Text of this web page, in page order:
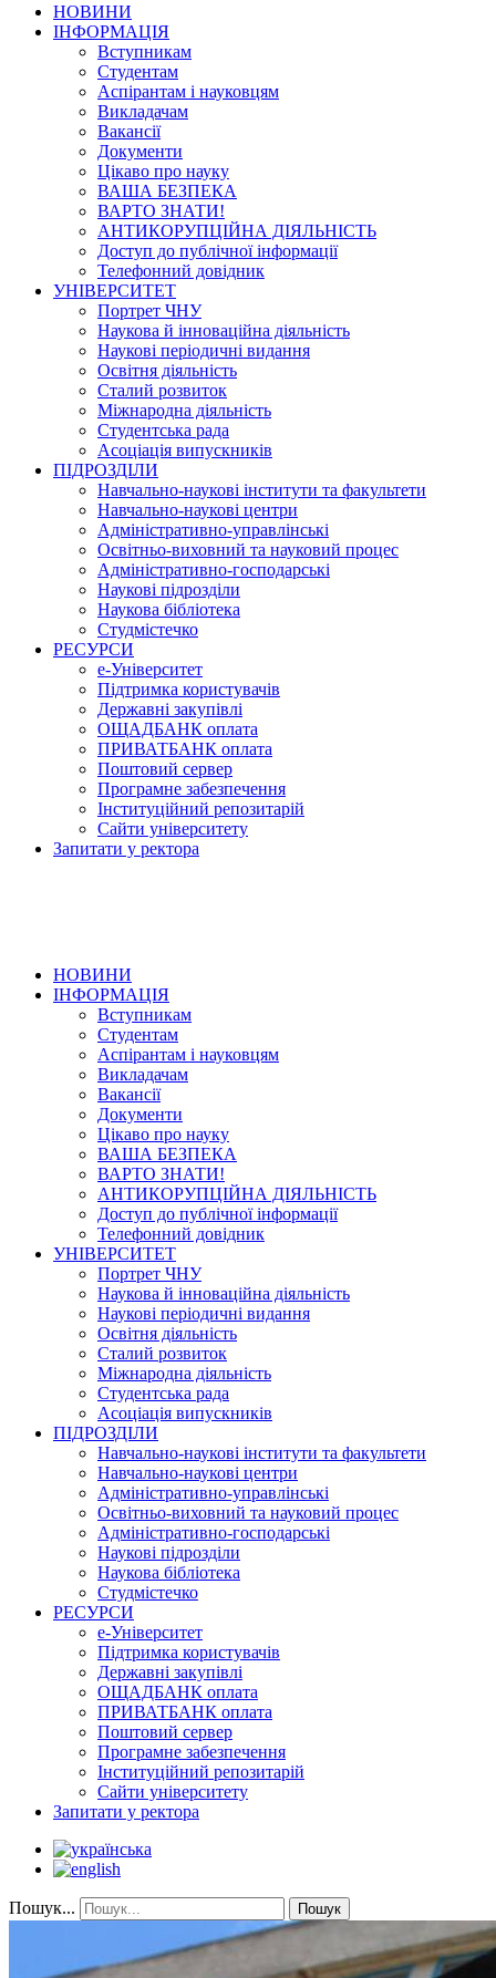
НОВИНИ
ІНФОРМАЦІЯ
Вступникам
Студентам
Аспірантам і науковцям
Викладачам
Вакансії
Документи
Цікаво про науку
ВАША БЕЗПЕКА
ВАРТО ЗНАТИ!
АНТИКОРУПЦІЙНА ДІЯЛЬНІСТЬ
Доступ до публічної інформації
Телефонний довідник
УНІВЕРСИТЕТ
Портрет ЧНУ
Наукова й інноваційна діяльність
Наукові періодичні видання
Освітня діяльність
Сталий розвиток
Міжнародна діяльність
Студентська рада
Асоціація випускників
ПІДРОЗДІЛИ
Навчально-наукові інститути та факультети
Навчально-наукові центри
Адміністративно-управлінські
Освітньо-виховний та науковий процес
Адміністративно-господарські
Наукові підрозділи
Наукова бібліотека
Студмістечко
РЕСУРСИ
е-Університет
Підтримка користувачів
Державні закупівлі
ОЩАДБАНК оплата
ПРИВАТБАНК оплата
Поштовий сервер
Програмне забезпечення
Інституційний репозитарій
Сайти університету
Запитати у ректора
НОВИНИ
ІНФОРМАЦІЯ
Вступникам
Студентам
Аспірантам і науковцям
Викладачам
Вакансії
Документи
Цікаво про науку
ВАША БЕЗПЕКА
ВАРТО ЗНАТИ!
АНТИКОРУПЦІЙНА ДІЯЛЬНІСТЬ
Доступ до публічної інформації
Телефонний довідник
УНІВЕРСИТЕТ
Портрет ЧНУ
Наукова й інноваційна діяльність
Наукові періодичні видання
Освітня діяльність
Сталий розвиток
Міжнародна діяльність
Студентська рада
Асоціація випускників
ПІДРОЗДІЛИ
Навчально-наукові інститути та факультети
Навчально-наукові центри
Адміністративно-управлінські
Освітньо-виховний та науковий процес
Адміністративно-господарські
Наукові підрозділи
Наукова бібліотека
Студмістечко
РЕСУРСИ
е-Університет
Підтримка користувачів
Державні закупівлі
ОЩАДБАНК оплата
ПРИВАТБАНК оплата
Поштовий сервер
Програмне забезпечення
Інституційний репозитарій
Сайти університету
Запитати у ректора
Пошук... Пошук